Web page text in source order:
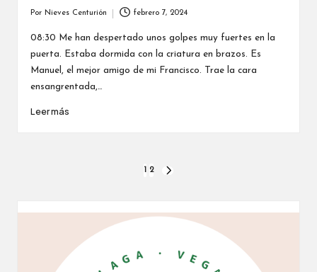
por
Por Nieves Centurión febrero 7, 2024
08:30 Me han despertado unos golpes muy fuertes en la
puerta. Estaba dormida con la criatura en brazos. Es
Manuel, el mejor amigo de mi Francisco. Trae la cara
ensangrentada,…
Leer más
1 2